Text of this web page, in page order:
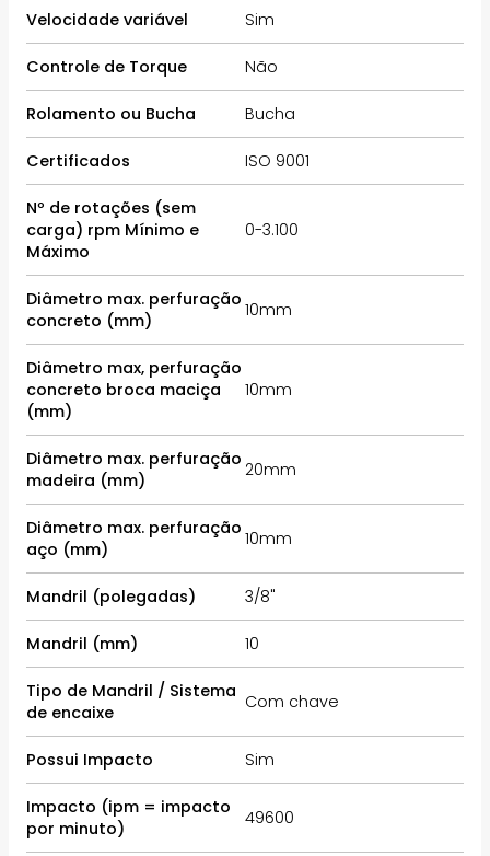
Velocidade variável Sim
Controle de Torque Não
Rolamento ou Bucha Bucha
Certificados ISO 9001
Nº de rotações (sem
carga) rpm Mínimo e
Máximo
0-3.100
Diâmetro max. perfuração
concreto (mm)
10mm
Diâmetro max, perfuração
concreto broca maciça
(mm)
10mm
Diâmetro max. perfuração
madeira (mm)
20mm
Diâmetro max. perfuração
aço (mm)
10mm
Mandril (polegadas) 3/8"
Mandril (mm) 10
Tipo de Mandril / Sistema
de encaixe
Com chave
Possui Impacto Sim
Impacto (ipm = impacto
por minuto)
49600